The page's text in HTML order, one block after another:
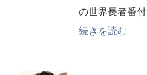
の世界長者番
続きを読む